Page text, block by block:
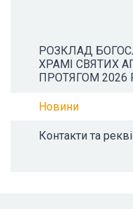
РОЗКЛАД
ХРАМІ СВЯТИХ
ПРОТЯГОМ 2026
Новини
Контакти та